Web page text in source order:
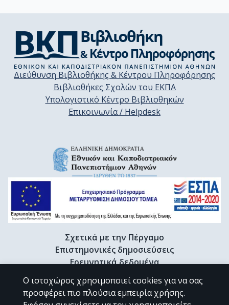
Διεύθυνση Βιβλιοθήκης & Κέντρου Πληροφόρησης
Βιβλιοθήκες Σχολών του ΕΚΠΑ
Υπολογιστικό Κέντρο Βιβλιοθηκών
Επικοινωνία / Helpdesk
Σχετικά με την Πέργαμο
Επιστημονικές δημοσιεύσεις
Ερευνητικά δεδομένα
Διδακτορικές διατριβές & Γκρίζα βιβλιογραφία
Προφίλ Ερευνητή
Ο ιστοχώρος χρησιμοποιεί cookies για να σας
προσφέρει πιο πλούσια εμπειρία χρήσης.